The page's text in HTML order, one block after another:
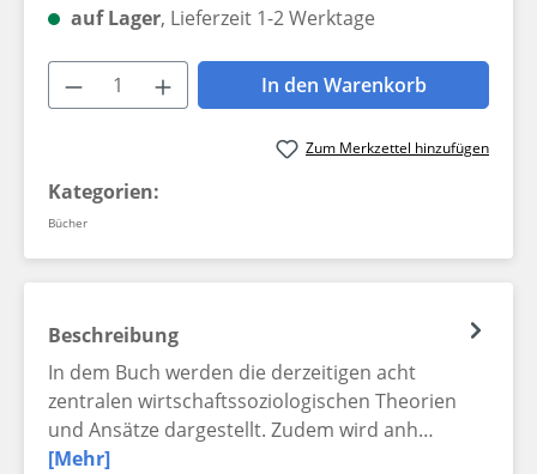
auf Lager, Lieferzeit 1-2 Werktage
Produkt Anzahl: Gib den
In den Warenkorb
Zum Merkzettel hinzufügen
Kategorien:
Bücher
Beschreibung
In dem Buch werden die derzeitigen acht
zentralen wirtschaftssoziologischen Theorien
und Ansätze dargestellt. Zudem wird anh…
[Mehr]